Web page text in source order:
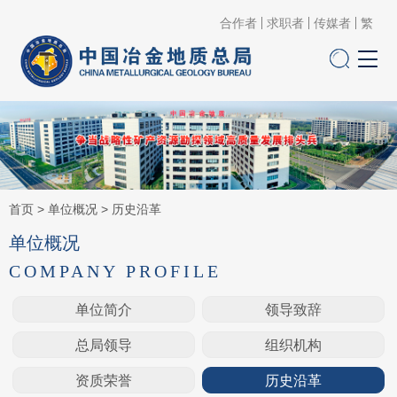
合作者 求职者 传媒者 繁
首页 > 单位概况 > 历史沿革
单位概况
COMPANY PROFILE
单位简介 领导致辞
总局领导 组织机构
资质荣誉 历史沿革